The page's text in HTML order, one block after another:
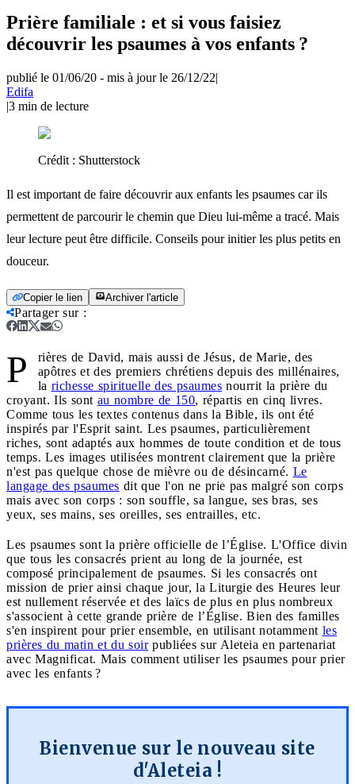
Prière familiale : et si vous faisiez
découvrir les psaumes à vos enfants ?
publié le 01/06/20 - mis à jour le 26/12/22|
Edifa
|3 min de lecture
Crédit : Shutterstock
Il est important de faire découvrir aux enfants les psaumes car ils
permettent de parcourir le chemin que Dieu lui-même a tracé. Mais
leur lecture peut être difficile. Conseils pour initier les plus petits en
douceur.
Copier le lien Archiver l'article
Partager sur:
P
rières de David, mais aussi de Jésus, de Marie, des
apôtres et des premiers chrétiens depuis des millénaires,
la richesse spirituelle des psaumes nourrit la prière du
croyant. Ils sont au nombre de 150, répartis en cinq livres.
Comme tous les textes contenus dans la Bible, ils ont été
inspirés par l'Esprit saint. Les psaumes, particulièrement
riches, sont adaptés aux hommes de toute condition et de tous
temps. Les images utilisées montrent clairement que la prière
n'est pas quelque chose de mièvre ou de désincarné. Le
langage des psaumes dit que l'on ne prie pas malgré son corps
mais avec son corps : son souffle, sa langue, ses bras, ses
yeux, ses mains, ses oreilles, ses entrailles, etc.
Les psaumes sont la prière officielle de l’Église. L'Office divin
que tous les consacrés prient au long de la journée, est
composé principalement de psaumes. Si les consacrés ont
mission de prier ainsi chaque jour, la Liturgie des Heures leur
est nullement réservée et des laïcs de plus en plus nombreux
s'associent à cette grande prière de l’Église. Bien des familles
s'en inspirent pour prier ensemble, en utilisant notamment les
prières du matin et du soirpubliées sur Aleteia en partenariat
avec Magnificat. Mais comment utiliser les psaumes pour prier
avec les enfants ?
Bienvenue sur le nouveau site
d'Aleteia !